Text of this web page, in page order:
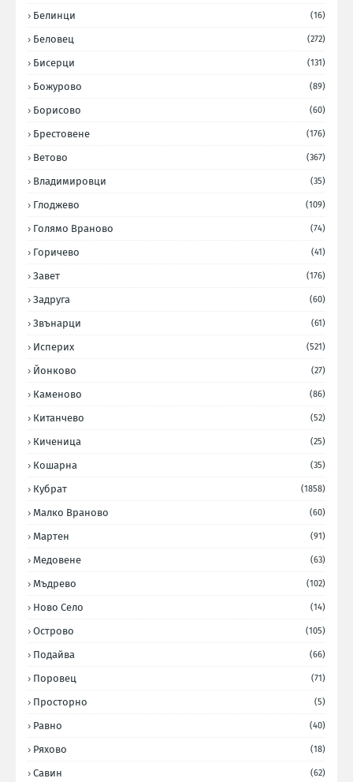
Белинци (16)
Беловец (272)
Бисерци (131)
Божурово (89)
Борисово (60)
Брестовене (176)
Ветово (367)
Владимировци (35)
Глоджево (109)
Голямо Враново (74)
Горичево (41)
Завет (176)
Задруга (60)
Звънарци (61)
Исперих (521)
Йонково (27)
Каменово (86)
Китанчево (52)
Киченица (25)
Кошарна (35)
Кубрат (1858)
Малко Враново (60)
Мартен (91)
Медовене (63)
Мъдрево (102)
Ново Село (14)
Острово (105)
Подайва (66)
Поровец (71)
Просторно (5)
Равно (40)
Ряхово (18)
Савин (62)